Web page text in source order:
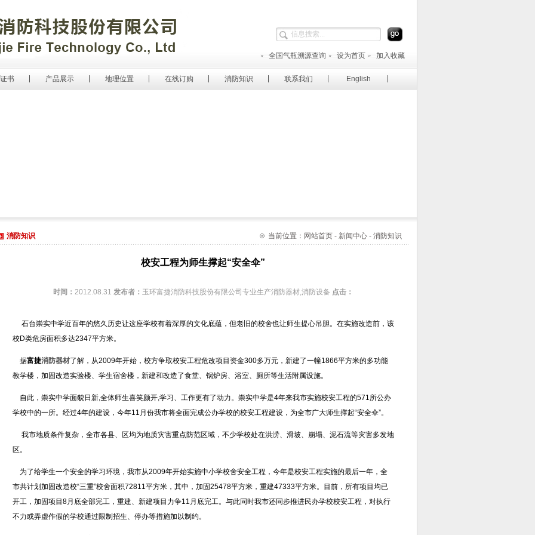
全国气瓶溯源查询 设为首页 加入收藏
书 产品展示 地理位置 在线订购 消防知识 联系我们 English
消防知识 当前位置：网站首页 - 新闻中心 - 消防知识
校安工程为师生撑起“安全伞”
时间： 2012.08.31 发布者： 玉环富捷消防科技股份有限公司专业生产消防器材,消防设备 点击：
石台崇实中学近百年的悠久历史让这座学校有着深厚的文化底蕴，但老旧的校舍也让师生提心吊胆。在实施改造前，该
校D类危房面积多达2347平方米。
据富捷消防器材了解，从2009年开始，校方争取校安工程危改项目资金300多万元，新建了一幢1866平方米的多功能
教学楼，加固改造实验楼、学生宿舍楼，新建和改造了食堂、锅炉房、浴室、厕所等生活附属设施。
自此，崇实中学面貌日新,全体师生喜笑颜开,学习、工作更有了动力。崇实中学是4年来我市实施校安工程的571所公办
学校中的一所。经过4年的建设，今年11月份我市将全面完成公办学校的校安工程建设，为全市广大师生撑起“安全伞”。
我市地质条件复杂，全市各县、区均为地质灾害重点防范区域，不少学校处在洪涝、滑坡、崩塌、泥石流等灾害多发地
区。
为了给学生一个安全的学习环境，我市从2009年开始实施中小学校舍安全工程，今年是校安工程实施的最后一年，全
市共计划加固改造校“三重”校舍面积72811平方米，其中，加固25478平方米，重建47333平方米。目前，所有项目均已
开工，加固项目8月底全部完工，重建、新建项目力争11月底完工。与此同时我市还同步推进民办学校校安工程，对执行
不力或弄虚作假的学校通过限制招生、停办等措施加以制约。